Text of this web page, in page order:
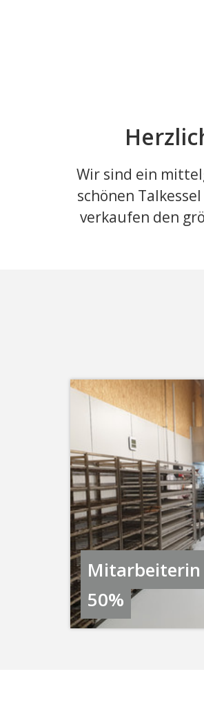
Wir sind ein
schönen
verkaufen den
Mitarbeiterin
50%